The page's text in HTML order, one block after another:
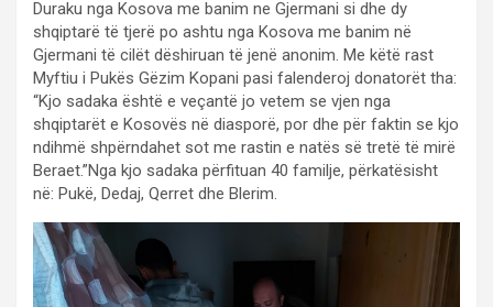
Duraku nga Kosova me banim ne Gjermani si dhe dy
shqiptarë të tjerë po ashtu nga Kosova me banim në
Gjermani të cilët dëshiruan të jenë anonim. Me këtë rast
Myftiu i Pukës Gëzim Kopani pasi falenderoj donatorët tha:
“Kjo sadaka është e veçantë jo vetem se vjen nga
shqiptarët e Kosovës në diasporë, por dhe për faktin se kjo
ndihmë shpërndahet sot me rastin e natës së tretë të mirë
Beraet.”Nga kjo sadaka përfituan 40 familje, përkatësisht
në: Pukë, Dedaj, Qerret dhe Blerim.